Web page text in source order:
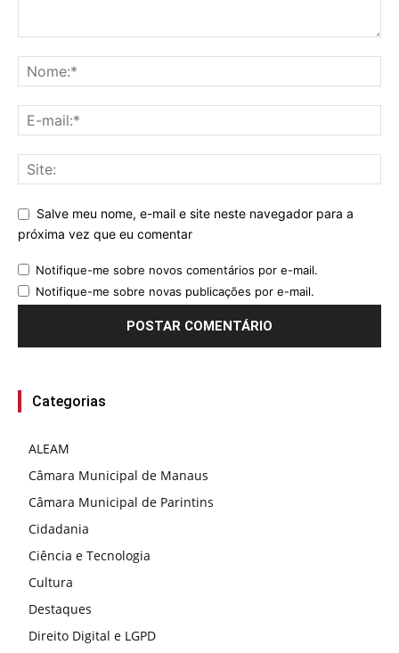
Salve meu nome, e-mail e site neste navegador para a
próxima vez que eu comentar
Notifique-me sobre novos comentários por e-mail.
Notifique-me sobre novas publicações por e-mail.
Categorias
ALEAM
Câmara Municipal de Manaus
Câmara Municipal de Parintins
Cidadania
Ciência e Tecnologia
Cultura
Destaques
Direito Digital e LGPD